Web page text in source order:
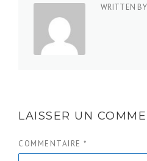
WRITTEN
LAISSER UN
COMMENTAIRE *